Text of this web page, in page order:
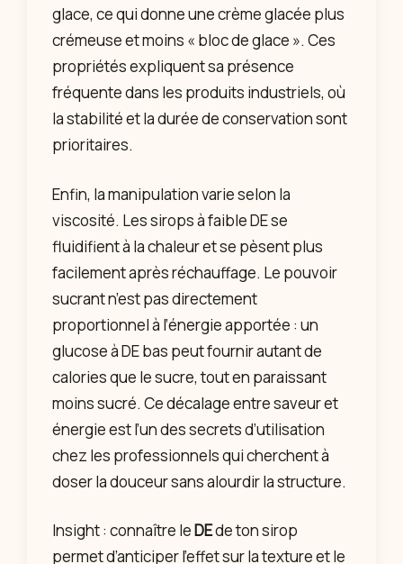
glace, ce qui donne une crème glacée plus
crémeuse et moins « bloc de glace ». Ces
propriétés expliquent sa présence
fréquente dans les produits industriels, où
la stabilité et la durée de conservation sont
prioritaires.
Enfin, la manipulation varie selon la
viscosité. Les sirops à faible DE se
fluidifient à la chaleur et se pèsent plus
facilement après réchauffage. Le pouvoir
sucrant n’est pas directement
proportionnel à l’énergie apportée : un
glucose à DE bas peut fournir autant de
calories que le sucre, tout en paraissant
moins sucré. Ce décalage entre saveur et
énergie est l’un des secrets d’utilisation
chez les professionnels qui cherchent à
doser la douceur sans alourdir la structure.
Insight : connaître leDEde ton sirop
permet d’anticiper l’effet sur la texture et le